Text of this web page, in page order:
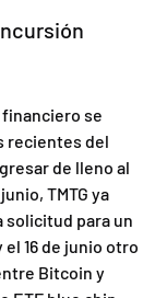
se
recientes del
de lleno al
TMTG ya
solicitud para un
el 16 de junio otro
Bitcoin y